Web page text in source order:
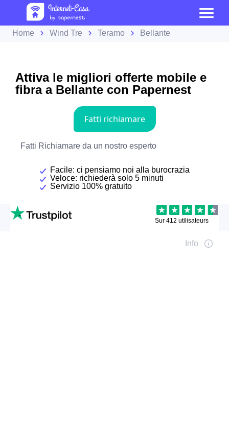
Home Wind Tre Teramo Bellante